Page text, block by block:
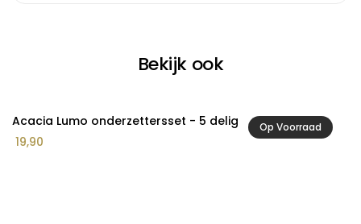
Bekijk ook
Op Voorraad
Acacia Lumo onderzettersset - 5 delig
19,90